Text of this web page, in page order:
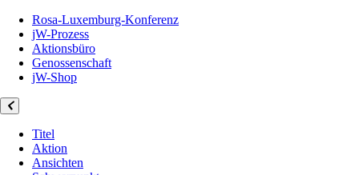
Rosa-Luxemburg-Konferenz
jW-Prozess
Aktionsbüro
Genossenschaft
jW-Shop
Titel
Aktion
Ansichten